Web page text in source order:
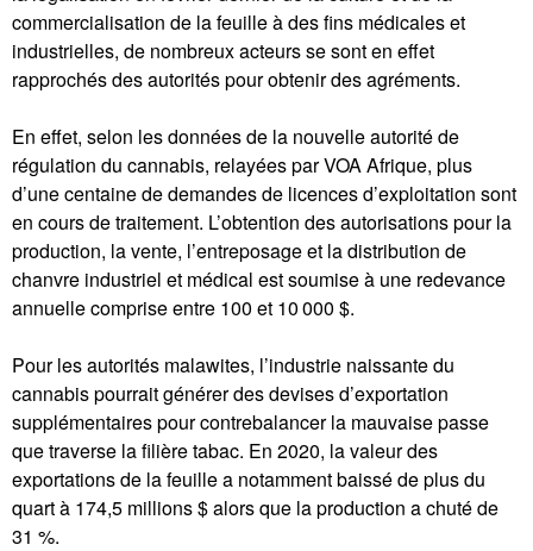
commercialisation de la feuille à des fins médicales et
industrielles, de nombreux acteurs se sont en effet
rapprochés des autorités pour obtenir des agréments.
En effet, selon les données de la nouvelle autorité de
régulation du cannabis, relayées par VOA Afrique, plus
d’une centaine de demandes de licences d’exploitation sont
en cours de traitement. L’obtention des autorisations pour la
production, la vente, l’entreposage et la distribution de
chanvre industriel et médical est soumise à une redevance
annuelle comprise entre 100 et 10 000 $.
Pour les autorités malawites, l’industrie naissante du
cannabis pourrait générer des devises d’exportation
supplémentaires pour contrebalancer la mauvaise passe
que traverse la filière tabac. En 2020, la valeur des
exportations de la feuille a notamment baissé de plus du
quart à 174,5 millions $ alors que la production a chuté de
31 %.